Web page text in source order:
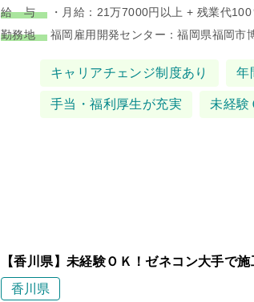
給 与・月給：21万7000円以上 + 残業代100
勤務地福岡雇用開発センター：福岡県福岡市
キャリアチェンジ制度あり 年
手当・福利厚生が充実 未経験
【香川県】未経験ＯＫ！ゼネコン大手で
香川県